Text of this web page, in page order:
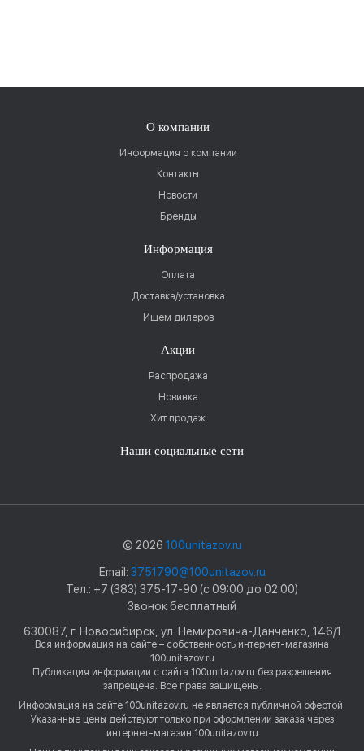
О компании
Информация о компании
Контакты
Новости
Бренды
Информация
Оплата
Доставка/установка
Ищем дилеров
Акции
Распродажа
Новинка
Хит продаж
Наши социальные сети
© 2026 100unitazov.ru
Email: 3751790@100unitazov.ru
Тел.: +7 (383) 375-17-90 (с 09:00 до 02:00)
Звонок бесплатный
630087, г. Новосибирск, ул. Немировича-Данченко, 146/1
Вся информация на сайте – собственность интернет-магазина
100unitazov.ru
Публикация информации с сайта 100unitazov.ru без разрешения
запрещена. Все права защищены.
Информация на сайте 100unitazov.ru не является публичной офертой.
Указанные цены действуют только при оформлении заказа через
интернет-магазин 100unitazov.ru